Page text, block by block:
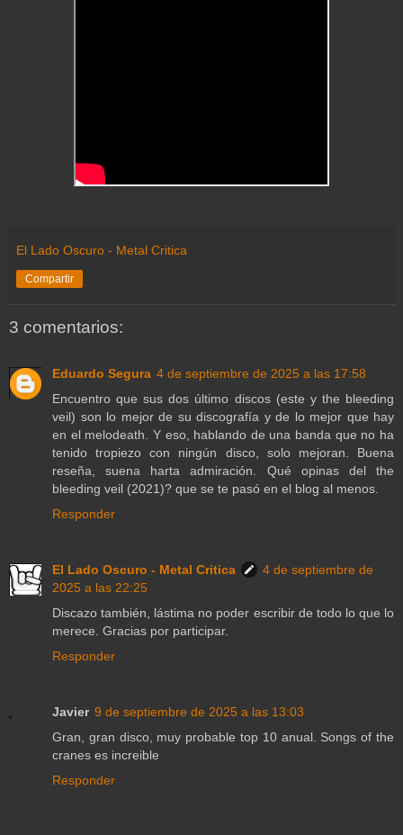
El Lado Oscuro - Metal Critica
Compartir
3 comentarios:
Eduardo Segura 4 de septiembre de 2025 a las 17:58
Encuentro que sus dos último discos (este y the bleeding
veil) son lo mejor de su discografía y de lo mejor que hay
en el melodeath. Y eso, hablando de una banda que no ha
tenido tropiezo con ningún disco, solo mejoran. Buena
reseña, suena harta admiración. Qué opinas del the
bleeding veil (2021)? que se te pasó en el blog al menos.
Responder
El Lado Oscuro - Metal Critica
4 de septiembre de
2025 a las 22:25
Discazo también, lástima no poder escribir de todo lo que lo
merece. Gracias por participar.
Responder
Javier 9 de septiembre de 2025 a las 13:03
Gran, gran disco, muy probable top 10 anual. Songs of the
cranes es increible
Responder